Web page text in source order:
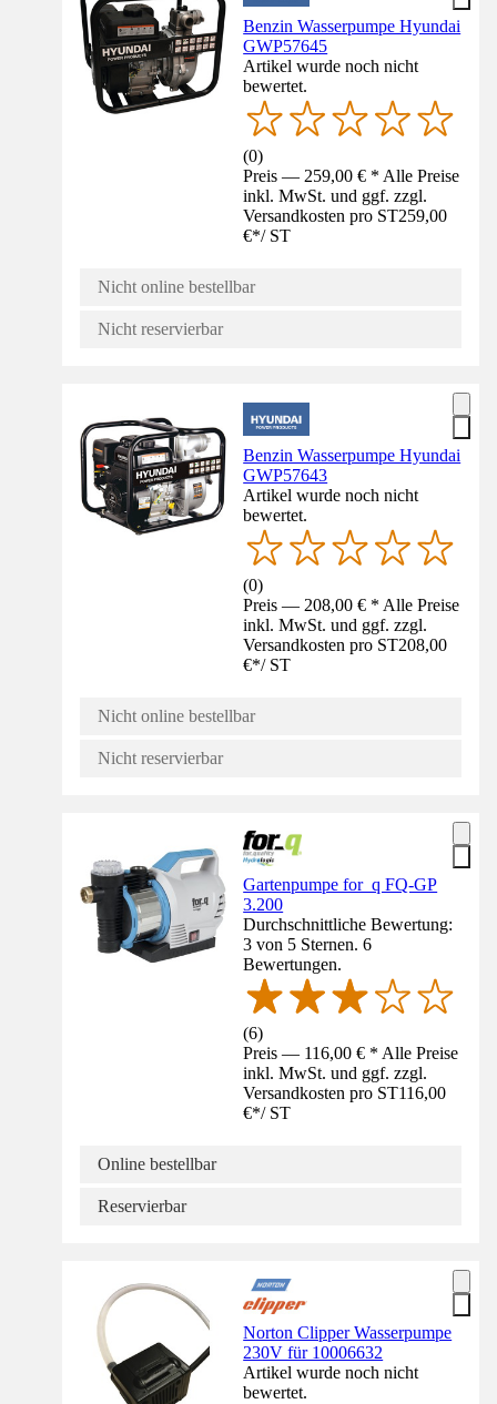
Benzin Wasserpumpe Hyundai
GWP57645
Artikel wurde noch nicht
bewertet.
(0)
Preis — 259,00 € * Alle Preise
inkl. MwSt. und ggf. zzgl.
Versandkosten pro ST259,00
€*/ ST
Nicht online bestellbar
Nicht reservierbar
Benzin Wasserpumpe Hyundai
GWP57643
Artikel wurde noch nicht
bewertet.
(0)
Preis — 208,00 € * Alle Preise
inkl. MwSt. und ggf. zzgl.
Versandkosten pro ST208,00
€*/ ST
Nicht online bestellbar
Nicht reservierbar
Gartenpumpe for_q FQ-GP
3.200
Durchschnittliche Bewertung:
3 von 5 Sternen. 6
Bewertungen.
(6)
Preis — 116,00 € * Alle Preise
inkl. MwSt. und ggf. zzgl.
Versandkosten pro ST116,00
€*/ ST
Online bestellbar
Reservierbar
Norton Clipper Wasserpumpe
230V für 10006632
Artikel wurde noch nicht
bewertet.